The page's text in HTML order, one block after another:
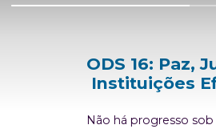
Não há progresso sob
ODS 16: Paz,
Instituições